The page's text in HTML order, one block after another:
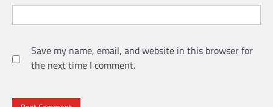
Save my name, email, and website in this browser for
the next time I comment.